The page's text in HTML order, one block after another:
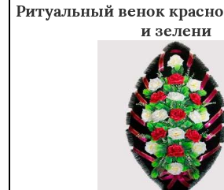
Ритуальный венок
и зелени